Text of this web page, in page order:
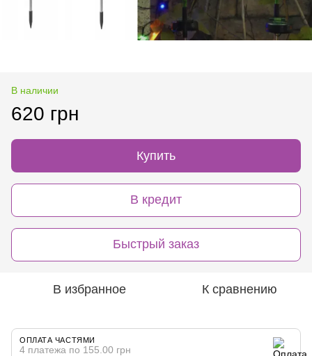
В наличии
620 грн
Купить
В кредит
Быстрый заказ
В избранное К сравнению
ОПЛАТА ЧАСТЯМИ
4 платежа по 155.00 грн